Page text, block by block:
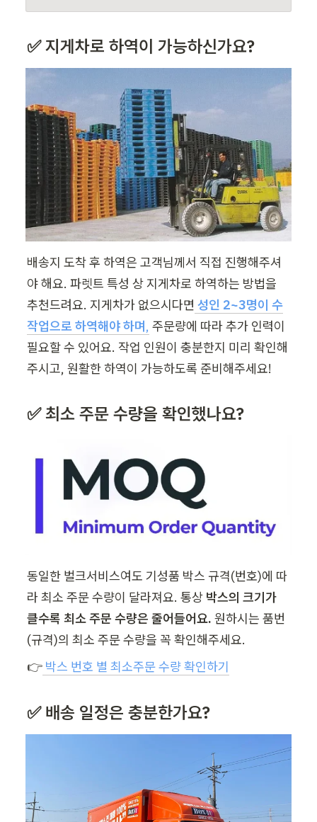
✅ 지게차로 하역이 가능하신가요?
배송지 도착 후 하역은 고객님께서 직접 진행해주셔
야 해요. 파렛트 특성 상 지게차로 하역하는 방법을
추천드려요. 지게차가 없으시다면 성인 2~3명이 수
작업으로 하역해야 하며, 주문량에 따라 추가 인력이
필요할 수 있어요. 작업 인원이 충분한지 미리 확인해
주시고, 원활한 하역이 가능하도록 준비해주세요!
✅ 최소 주문 수량을 확인했나요?
동일한 벌크서비스여도 기성품 박스 규격(번호)에 따
라 최소 주문 수량이 달라져요. 통상 박스의 크기가
클수록 최소 주문 수량은 줄어들어요. 원하시는 품번
(규격)의 최소 주문 수량을 꼭 확인해주세요.
👉 박스 번호 별 최소주문 수량 확인하기
✅ 배송 일정은 충분한가요?